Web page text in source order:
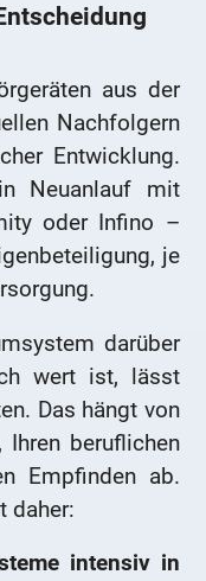
aus der
Nachfolgern
Entwicklung.
Neuanlauf mit
oder Infino –
je
darüber
wert ist, lässt
Das hängt von
Ihren beruflichen
Empfinden ab.
daher:
intensiv in